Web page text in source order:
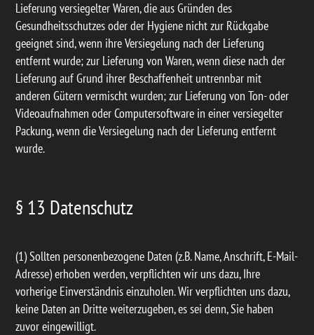
Lieferung versiegelter Waren, die aus Gründen des
Gesundheitsschutzes oder der Hygiene nicht zur Rückgabe
geeignet sind, wenn ihre Versiegelung nach der Lieferung
entfernt wurde; zur Lieferung von Waren, wenn diese nach der
Lieferung auf Grund ihrer Beschaffenheit untrennbar mit
anderen Gütern vermischt wurden; zur Lieferung von Ton- oder
Videoaufnahmen oder Computersoftware in einer versiegelter
Packung, wenn die Versiegelung nach der Lieferung entfernt
wurde.
§ 13 Datenschutz
(1) Sollten personenbezogene Daten (z.B. Name, Anschrift, E-Mail-
Adresse) erhoben werden, verpflichten wir uns dazu, Ihre
vorherige Einverständnis einzuholen. Wir verpflichten uns dazu,
keine Daten an Dritte weiterzugeben, es sei denn, Sie haben
zuvor eingewilligt.